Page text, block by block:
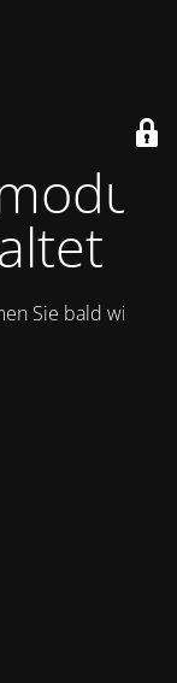
Sie bald wieder.